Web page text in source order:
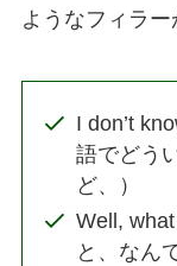
ようなフィラー
I don’t
語でどう
ど、）
Well,
と、なん